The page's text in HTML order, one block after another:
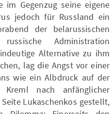
im Gegenzug seine eigene
jedoch für Russland ein
der belarussischen
Administration
Alternative zu ihm
lag die Angst vor einer
wie ein Albdruck auf der
nach anfänglicher
Lukaschenkos gestellt,